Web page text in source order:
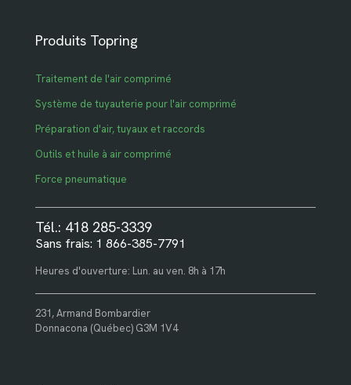
Produits Topring
Traitement de l'air comprimé
Système de tuyauterie pour l'air comprimé
Préparation d'air, tuyaux et raccords
Outils et huile à air comprimé
Force pneumatique
Tél.: 418 285-3339
Sans frais: 1 866-385-7791
Heures d'ouverture: Lun. au ven. 8h à 17h
231, Armand Bombardier
Donnacona (Québec) G3M 1V4